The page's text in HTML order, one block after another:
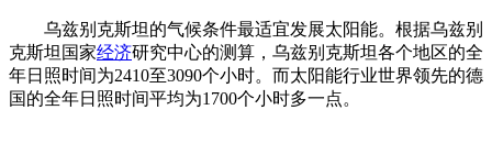
乌兹别克斯坦的气候条件最适宜发展太阳能。根据乌兹别
克斯坦国家经济研究中心的测算，乌兹别克斯坦各个地区的全
年日照时间为2410至3090个小时。而太阳能行业世界领先的德
国的全年日照时间平均为1700个小时多一点。